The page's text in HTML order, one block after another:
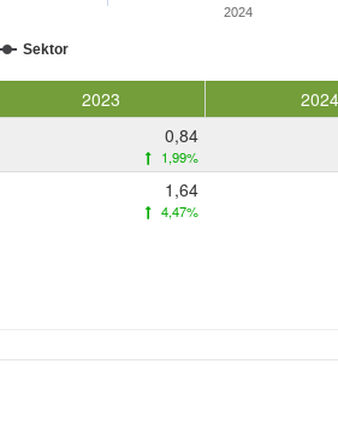
Sektor
2024
2023 2024
0,84
1,99%
1,64
4,47%